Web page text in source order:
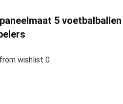
5 voetbalballen
wishlist 0